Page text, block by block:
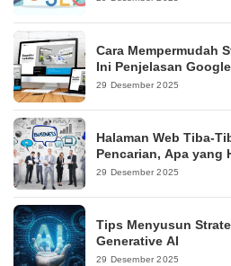
Cara Mempermudah
Ini Penjelasan Google
29 Desember 2025
Halaman Web Tiba-
Pencarian, Apa yang
29 Desember 2025
Tips Menyusun
Generative AI
29 Desember 2025